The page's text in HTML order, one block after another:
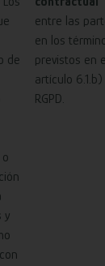
de
y
entre las
en los
previstos en el
artículo 6.1.b)
RGPD.